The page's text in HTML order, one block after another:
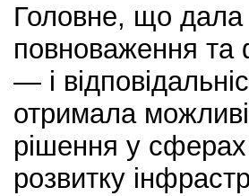
Головне, що
повноваження та
— і
отримала
рішення у
розвитку